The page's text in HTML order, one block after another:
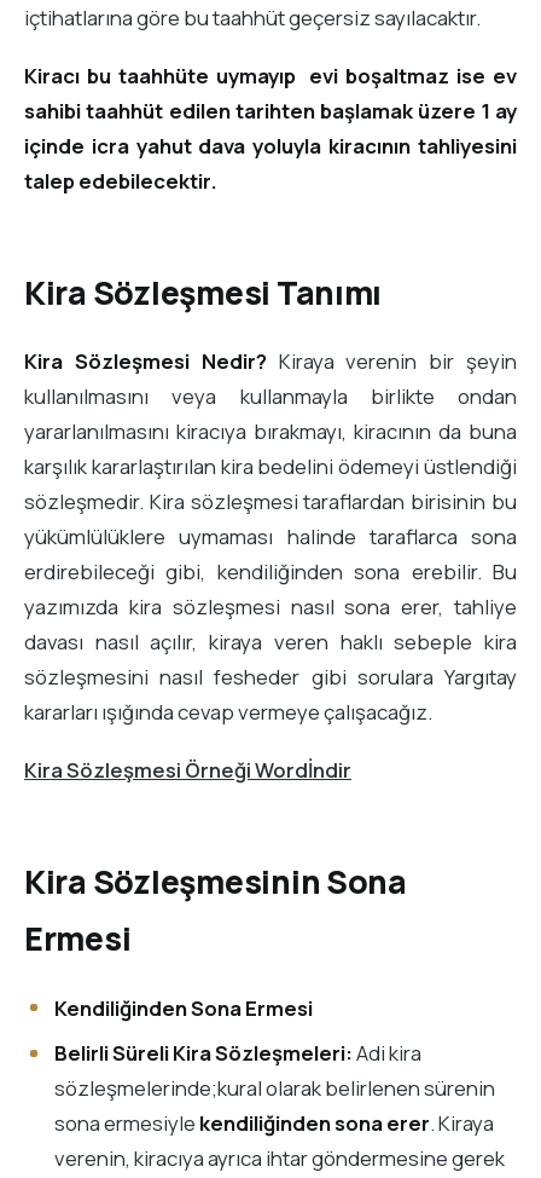
içtihatlarına göre bu taahhüt geçersiz sayılacaktır.
​Kiracı bu taahhüte uymayıp evi boşaltmaz ise ev
sahibi taahhüt edilen tarihten başlamak üzere 1 ay
içinde icra yahut dava yoluyla kiracının tahliyesini
talep edebilecektir.
Kira Sözleşmesi Tanımı
Kira Sözleşmesi Nedir? Kiraya verenin bir şeyin
kullanılmasını veya kullanmayla birlikte ondan
yararlanılmasını kiracıya bırakmayı, kiracının da buna
karşılık kararlaştırılan kira bedelini ödemeyi üstlendiği
sözleşmedir. Kira sözleşmesi taraflardan birisinin bu
yükümlülüklere uymaması halinde taraflarca sona
erdirebileceği gibi, kendiliğinden sona erebilir. Bu
yazımızda kira sözleşmesi nasıl sona erer, tahliye
davası nasıl açılır, kiraya veren haklı sebeple kira
sözleşmesini nasıl fesheder gibi sorulara Yargıtay
kararları ışığında cevap vermeye çalışacağız.
Kira Sözleşmesi Örneği Wordİndir
Kira Sözleşmesinin Sona
Ermesi
Kendiliğinden Sona Ermesi
Belirli Süreli Kira Sözleşmeleri:Adi kira
sözleşmelerinde;kural olarak belirlenen sürenin
sona ermesiyle kendiliğinden sona erer. Kiraya
verenin, kiracıya ayrıca ihtar göndermesine gerek